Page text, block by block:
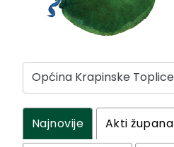
Najnovije Akti župana